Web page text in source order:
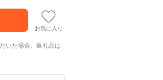
お気に入り
いた場合、返礼品は